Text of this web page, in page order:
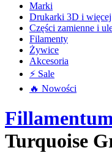
Marki
Drukarki 3D i więcej
Części zamienne i
Filamenty
Żywice
Akcesoria
⚡ Sale
🔥 Nowości
Turquoise